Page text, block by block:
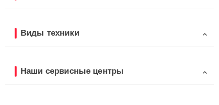
Виды техники
Наши сервисные центры